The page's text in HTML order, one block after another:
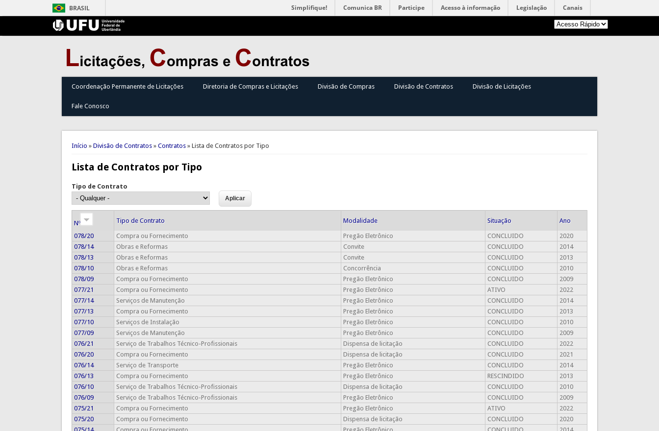
BRASIL Simplifique! Comunica BR Participe Acesso à informação Legislação Canais
Coordenação Permanente de Licitações Diretoria de Compras e Licitações Divisão de Compras Divisão de Contratos Divisão de Licitações
Fale Conosco
Você está aqui
Início » Divisão de Contratos» Contratos» Lista de Contratos por Tipo
Lista de Contratos por Tipo
Tipo de Contrato
Nº Tipo de Contrato Modalidade Situação Ano
078/20 Compra ou Fornecimento Pregão Eletrônico CONCLUIDO
2020
078/14
Obras e Reformas Convite CONCLUIDO
2014
078/13
Obras e Reformas Convite CONCLUIDO
2013
078/10
Obras e Reformas Concorrência CONCLUIDO
2010
078/09
Compra ou Fornecimento Pregão Eletrônico CONCLUIDO
2009
077/21
Compra ou Fornecimento Pregão Eletrônico ATIVO
2022
077/14
Serviços de Manutenção Pregão Eletrônico CONCLUIDO
2014
077/13
Compra ou Fornecimento Pregão Eletrônico CONCLUIDO
2013
077/10
Serviços de Instalação Pregão Eletrônico CONCLUIDO
2010
077/09
Serviços de Manutenção Pregão Eletrônico CONCLUIDO
2009
076/21
Serviço de Trabalhos Técnico-Profissionais Dispensa de licitação CONCLUIDO
2022
076/20
Compra ou Fornecimento Dispensa de licitação CONCLUIDO
2021
076/14
Serviço de Transporte Pregão Eletrônico CONCLUIDO
2014
076/13
Compra ou Fornecimento Pregão Eletrônico RESCINDIDO
2013
076/10
Serviço de Trabalhos Técnico-Profissionais Dispensa de licitação CONCLUIDO
2010
076/09
Serviço de Trabalhos Técnico-Profissionais Pregão Eletrônico CONCLUIDO
2009
075/21
Compra ou Fornecimento Pregão Eletrônico ATIVO
2022
075/20
Compra ou Fornecimento Dispensa de licitação CONCLUIDO
2020